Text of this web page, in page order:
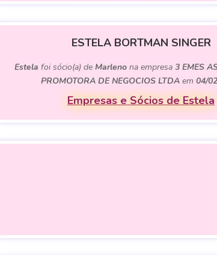
ESTELA BORTMAN SINGER
Estela foi sócio(a) deMarleno na empresa3 EMES
PROMOTORA DE NEGOCIOS LTDA em04/
Empresas e Sócios de Estela